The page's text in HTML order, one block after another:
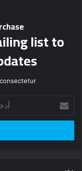
list to
بريدك
الإلكتروني